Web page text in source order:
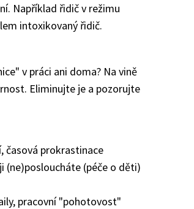
Například řidič v režimu
intoxikovaný řidič.
v práci ani doma? Na vině
Eliminujte je a pozorujte
časová prokrastinace
(ne)posloucháte (péče o děti)
pracovní "pohotovost"